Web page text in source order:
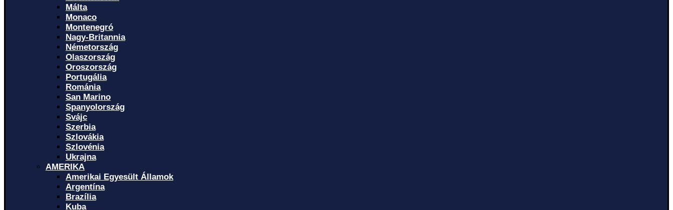
Málta
Monaco
Montenegró
Nagy-Britannia
Németország
Olaszország
Oroszország
Portugália
Románia
San Marino
Spanyolország
Svájc
Szerbia
Szlovákia
Szlovénia
Ukrajna
AMERIKA
Amerikai Egyesült Államok
Argentína
Brazília
Kuba